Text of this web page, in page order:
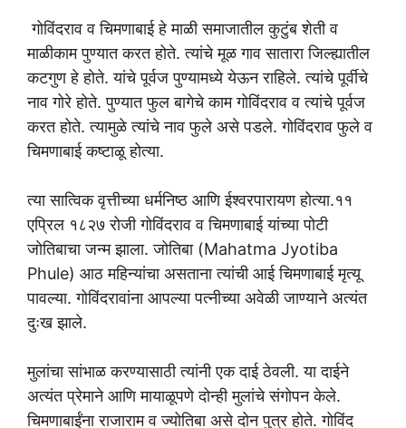
‌ गोविंदराव व चिमणाबाई हे माळी समाजातील कुटुंब शेती व
माळीकाम पुण्यात करत होते. त्यांचे मूळ गाव सातारा जिल्ह्यातील
कटगुण हे होते. यांचे पूर्वज पुण्यामध्ये येऊन राहिले. त्यांचे पूर्वीचे
नाव गोरे होते. पुण्यात फुल बागेचे काम गोविंदराव व त्यांचे पूर्वज
करत होते. त्यामुळे त्यांचे नाव फुले असे पडले. गोविंदराव फुले व
चिमणाबाई कष्टाळू होत्या.
त्या सात्विक वृत्तीच्या धर्मनिष्ठ आणि ईश्वरपारायण होत्या.११
एप्रिल १८२७ रोजी गोविंदराव व चिमणाबाई यांच्या पोटी
जोतिबाचा जन्म झाला. जोतिबा (Mahatma Jyotiba
Phule) आठ महिन्यांचा असताना त्यांची आई चिमणाबाई मृत्यू
पावल्या. गोविंदरावांना आपल्या पत्नीच्या अवेळी जाण्याने अत्यंत
दुःख झाले.
मुलांचा सांभाळ करण्यासाठी त्यांनी एक दाई ठेवली. या दाईने
अत्यंत प्रेमाने आणि मायाळूपणे दोन्ही मुलांचे संगोपन केले.
चिमणाबाईंना राजाराम व ज्योतिबा असे दोन पुत्र होते. गोविंद